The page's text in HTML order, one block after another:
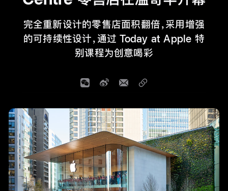
完全重新设计的零售店面积翻倍，采用增强
的可持续性设计，通过 Today at Apple 特
别课程为创意喝彩